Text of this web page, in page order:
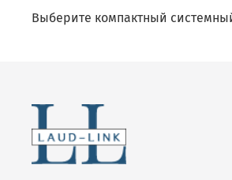
Выберите компактный